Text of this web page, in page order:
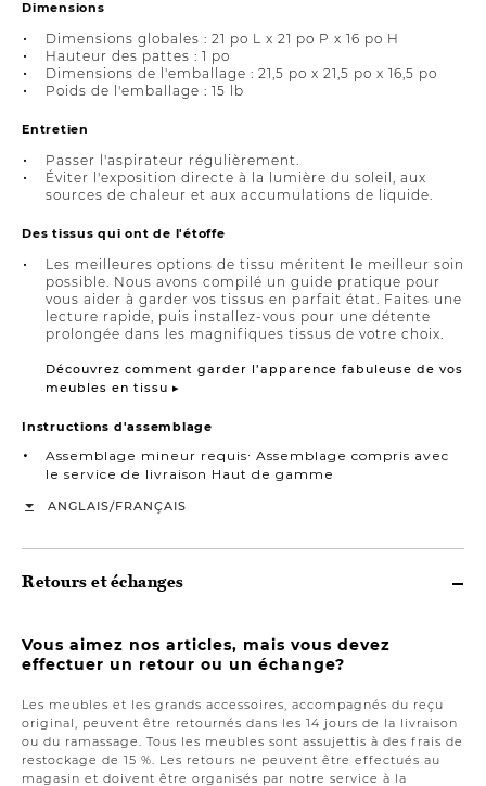
Dimensions
Dimensions globales : 21 po L x 21 po P x 16 po H
Hauteur des pattes : 1 po
Dimensions de l'emballage : 21,5 po x 21,5 po x 16,5 po
Poids de l'emballage : 15 lb
Entretien
Passer l'aspirateur régulièrement.
Éviter l'exposition directe à la lumière du soleil, aux
sources de chaleur et aux accumulations de liquide.
Des tissus qui ont de l'étoffe
Les meilleures options de tissu méritent le meilleur soin
possible. Nous avons compilé un guide pratique pour
vous aider à garder vos tissus en parfait état. Faites une
lecture rapide, puis installez-vous pour une détente
prolongée dans les magnifiques tissus de votre choix.
Découvrez comment garder l’apparence fabuleuse de vos
meubles en tissu ▸
Instructions d'assemblage
Assemblage mineur requis∙ Assemblage compris avec
le service de livraison Haut de gamme
ANGLAIS/FRANÇAIS
Retours et échanges
Vous aimez nos articles, mais vous devez
effectuer un retour ou un échange?
Les meubles et les grands accessoires, accompagnés du reçu
original, peuvent être retournés dans les 14 jours de la livraison
ou du ramassage. Tous les meubles sont assujettis à des frais de
restockage de 15 %. Les retours ne peuvent être effectués au
magasin et doivent être organisés par notre service à la